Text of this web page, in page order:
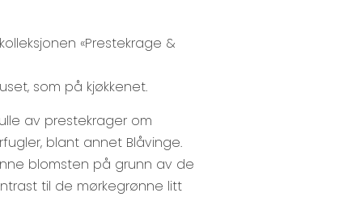
«Prestekrage &
som på kjøkkenet.
av prestekrager om
blant annet Blåvinge.
blomsten på grunn av de
til de mørkegrønne litt